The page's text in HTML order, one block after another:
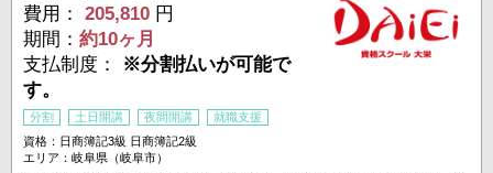
費用：
205,810 円
期間： 約10ヶ月
支払制度：
※分割払いが可能で
す。
分割 土日開講 夜間開講
就職支援
資格：日商簿記3級 日商簿記2級
エリア：岐阜県（岐阜市）